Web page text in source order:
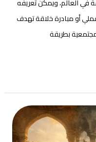
في العالم، ويمكن تعريفه
أو مبادرة خلاقة تهدف
بطريقة